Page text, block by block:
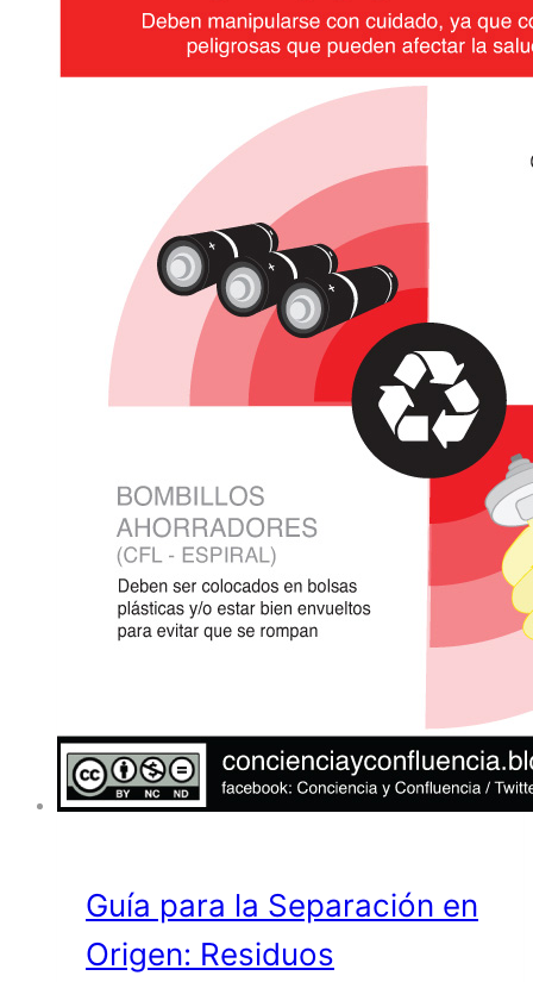
Guía para la Separación en
Origen: Residuos